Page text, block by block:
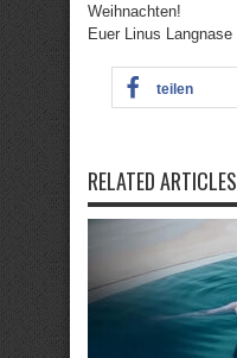
Weihnachten!
Euer Linus Langnase
teilen
RELATED ARTICLES